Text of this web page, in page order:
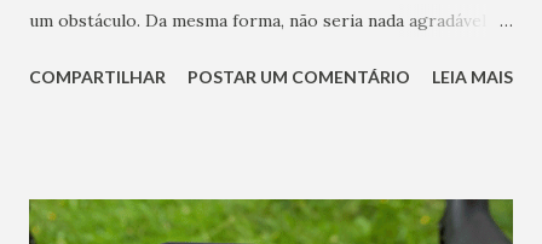
um obstáculo. Da mesma forma, não seria nada agradável
de levar um belo tombo. Por isso, os freios precisam
COMPARTILHAR POSTAR UM COMENTÁRIO LEIA MAIS